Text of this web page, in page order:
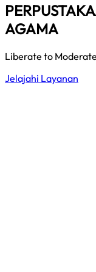
AGAMA
Liberate to Moderate
Jelajahi Layanan